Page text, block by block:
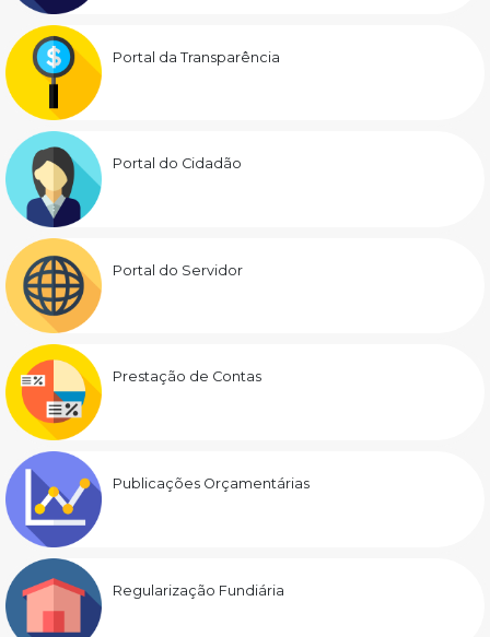
Portal da Transparência
Portal do Cidadão
Portal do Servidor
Prestação de Contas
Publicações Orçamentárias
Regularização Fundiária